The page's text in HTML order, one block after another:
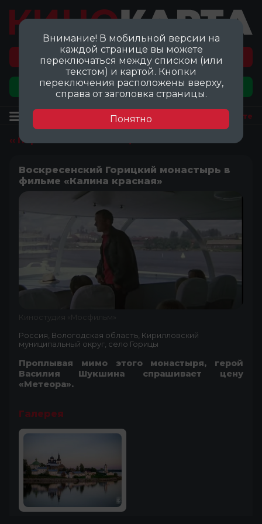
Перейти на карту локаций ©
Добавить локацию
Посмотреть на карте
‹‹ Перейти ко всем локациям
Воскресенский Горицкий монастырь в
фильме «Калина красная»
Киностудия «Мосфильм»
Россия, Вологодская область, Кирилловский
муниципальный округ, село Горицы
Проплывая мимо этого монастыря, герой
Василия Шукшина спрашивает цену
«Метеора».
Галерея
Внимание! В мобильной версии на
каждой странице вы можете
переключаться между списком (или
текстом) и картой. Кнопки
переключения расположены вверху,
справа от заголовка страницы.
Понятно